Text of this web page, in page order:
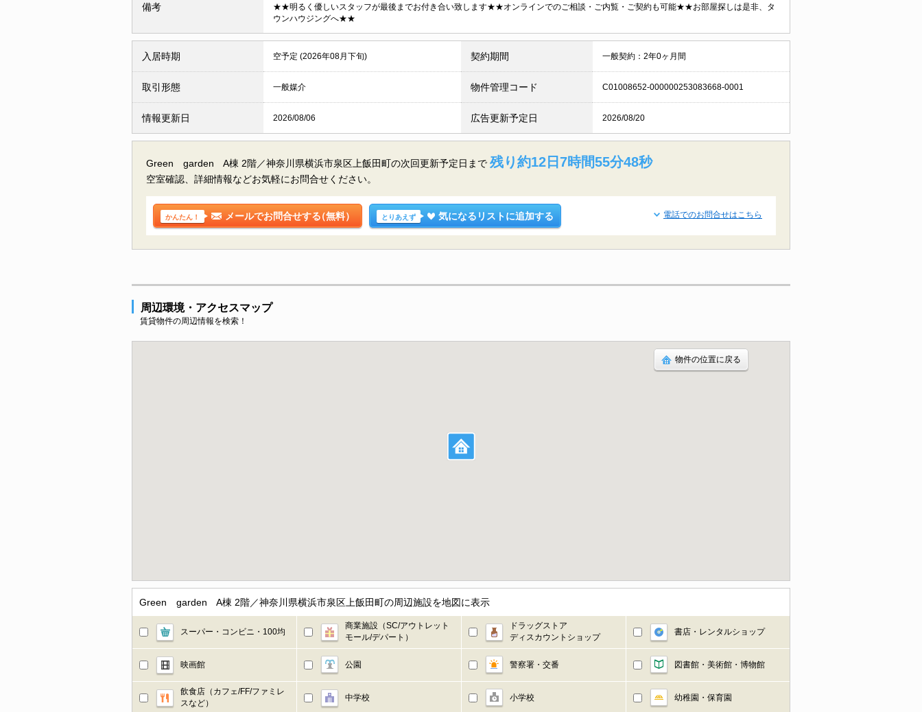
備考
★★明るく優しいスタッフが最後までお付き合い致します★★オンラインでのご相談・ご内覧・ご契約も可能★★お部屋探しは是非、タ
ウンハウジングへ★★
入居時期 空予定 (2026年08月下旬) 契約期間 一般契約：2年0ヶ月間
取引形態 一般媒介 物件管理コード C01008652-000000253083668-0001
情報更新日 2026/08/06 広告更新予定日 2026/08/20
Green garden A棟 2階／神奈川県横浜市泉区上飯田町の次回更新予定日まで 残り約12日7時間55分47秒
空室確認、詳細情報などお気軽にお問合せください。
かんたん！ メールでお問合せする（無料） とりあえず 気になるリストに追加する 電話でのお問合せはこちら
周辺環境・アクセスマップ
賃貸物件の周辺情報を検索！
物件の位置に戻る
Green garden A棟 2階／神奈川県横浜市泉区上飯田町の周辺施設を地図に表示
スーパー・コンビニ・100均
商業施設（SC/アウトレット
モール/デパート）
ドラッグストア
ディスカウントショップ
書店・レンタルショップ
映画館 公園 警察署・交番 図書館・美術館・博物館
飲食店（カフェ/FF/ファミレ
スなど）
中学校 小学校 幼稚園・保育園